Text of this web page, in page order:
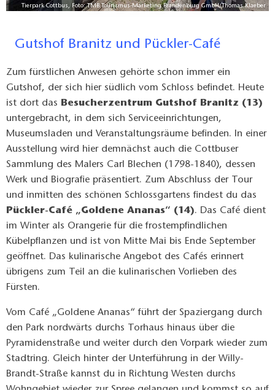
Tierpark Cottbus, Foto: TMB Tourismus-Marketing Brandenburg GmbH/Thomas Klaeber
Gutshof Branitz und Pückler-Café
Zum fürstlichen Anwesen gehörte schon immer ein
Gutshof, der sich hier südlich vom Schloss befindet. Heute
ist dort das
Besucherzentrum Gutshof Branitz (13)
untergebracht, in dem sich Serviceeinrichtungen,
Museumsladen und Veranstaltungsräume befinden. In einer
Ausstellung wird hier demnächst auch die Cottbuser
Sammlung des Malers Carl Blechen (1798-1840), dessen
Werk und Biografie präsentiert. Zum Abschluss der Tour
und inmitten des schönen Schlossgartens findest du das
Pückler-Café „Goldene Ananas“ (14). Das Café dient
im Winter als Orangerie für die frostempfindlichen
Kübelpflanzen und ist von Mitte Mai bis Ende September
geöffnet. Das kulinarische Angebot des Cafés erinnert
übrigens zum Teil an die kulinarischen Vorlieben des
Fürsten.
Vom Café „Goldene Ananas“ führt der Spaziergang durch
den Park nordwärts durchs Torhaus hinaus über die
Pyramidenstraße und weiter durch den Vorpark wieder zum
Stadtring. Gleich hinter der Unterführung in der Willy-
Brandt-Straße kannst du in Richtung Westen durchs